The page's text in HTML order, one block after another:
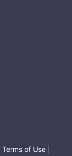
Terms of Use